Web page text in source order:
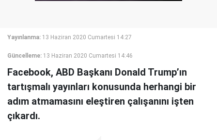
Yayınlanma: 13 Haziran 2020 Cumartesi 14:27
Güncelleme: 13 Haziran 2020 Cumartesi 14:46
Facebook, ABD Başkanı Donald Trump’ın
tartışmalı yayınları konusunda herhangi bir
adım atmamasını eleştiren çalışanını işten
çıkardı.